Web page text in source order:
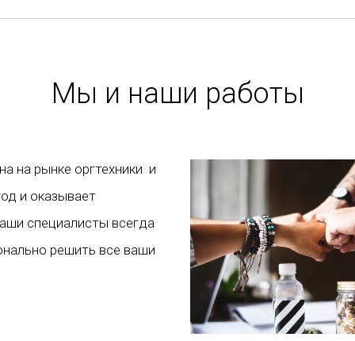
Мы и наши работы
на рынке оргтехники и
и оказывает
специалисты всегда
решить все ваши